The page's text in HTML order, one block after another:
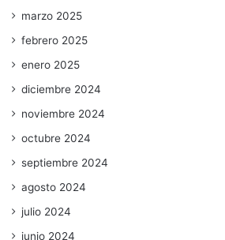
marzo 2025
febrero 2025
enero 2025
diciembre 2024
noviembre 2024
octubre 2024
septiembre 2024
agosto 2024
julio 2024
junio 2024